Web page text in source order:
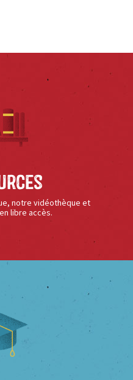
notre vidéothèque et
libre accès.